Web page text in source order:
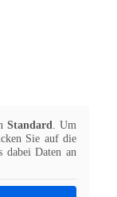
Standard. Um
Sie auf die
dabei Daten an